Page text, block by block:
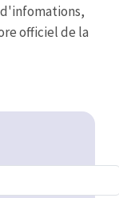
officiel de la